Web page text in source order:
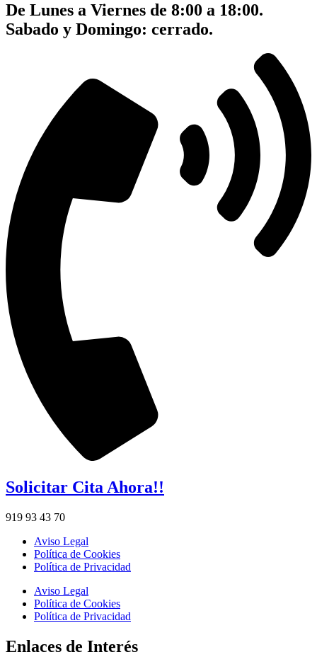
De Lunes a Viernes de 8:00 a 18:00.
Sabado y Domingo: cerrado.
Solicitar Cita Ahora!!
919 93 43 70
Aviso Legal
Política de Cookies
Política de Privacidad
Aviso Legal
Política de Cookies
Política de Privacidad
Enlaces de Interés